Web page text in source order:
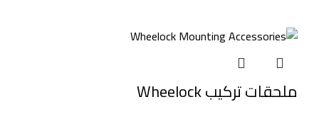
ملحقات تركيب Wheelock